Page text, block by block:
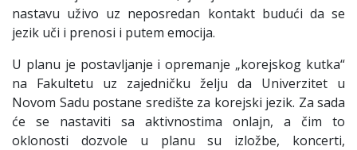
nastavu uživo uz neposredan kontakt budući da se
jezik uči i prenosi i putem emocija.
U planu je postavljanje i opremanje „korejskog kutka“
na Fakultetu uz zajedničku želju da Univerzitet u
Novom Sadu postane središte za korejski jezik. Za sada
će se nastaviti sa aktivnostima onlajn, a čim to
oklonosti dozvole u planu su izložbe, koncerti,